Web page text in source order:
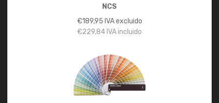
NCS
€189,95 IVA excluido
€229,84 IVA incluido